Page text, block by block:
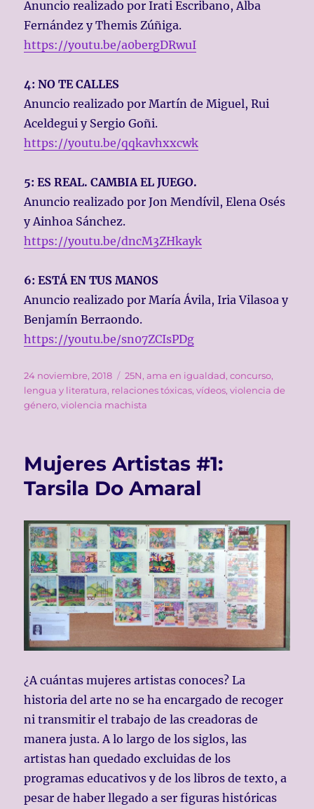
Anuncio realizado por Irati Escribano, Alba
Fernández y Themis Zúñiga.
https://youtu.be/a0bergDRwuI
4: NO TE CALLES
Anuncio realizado por Martín de Miguel, Rui
Aceldegui y Sergio Goñi.
https://youtu.be/qqkavhxxcwk
5: ES REAL. CAMBIA EL JUEGO.
Anuncio realizado por Jon Mendívil, Elena Osés
y Ainhoa Sánchez.
https://youtu.be/dncM3ZHkayk
6: ESTÁ EN TUS MANOS
Anuncio realizado por María Ávila, Iria Vilasoa y
Benjamín Berraondo.
https://youtu.be/sn07ZCIsPDg
Publicado
el
24 noviembre, 2018 Etiquetas
25N,ama en igualdad,concurso,
lengua y literatura, relaciones tóxicas,vídeos,violencia de
género,violencia machista
Mujeres Artistas #1:
Tarsila Do Amaral
¿A cuántas mujeres artistas conoces? La
historia del arte no se ha encargado de recoger
ni transmitir el trabajo de las creadoras de
manera justa. A lo largo de los siglos, las
artistas han quedado excluidas de los
programas educativos y de los libros de texto, a
pesar de haber llegado a ser figuras históricas